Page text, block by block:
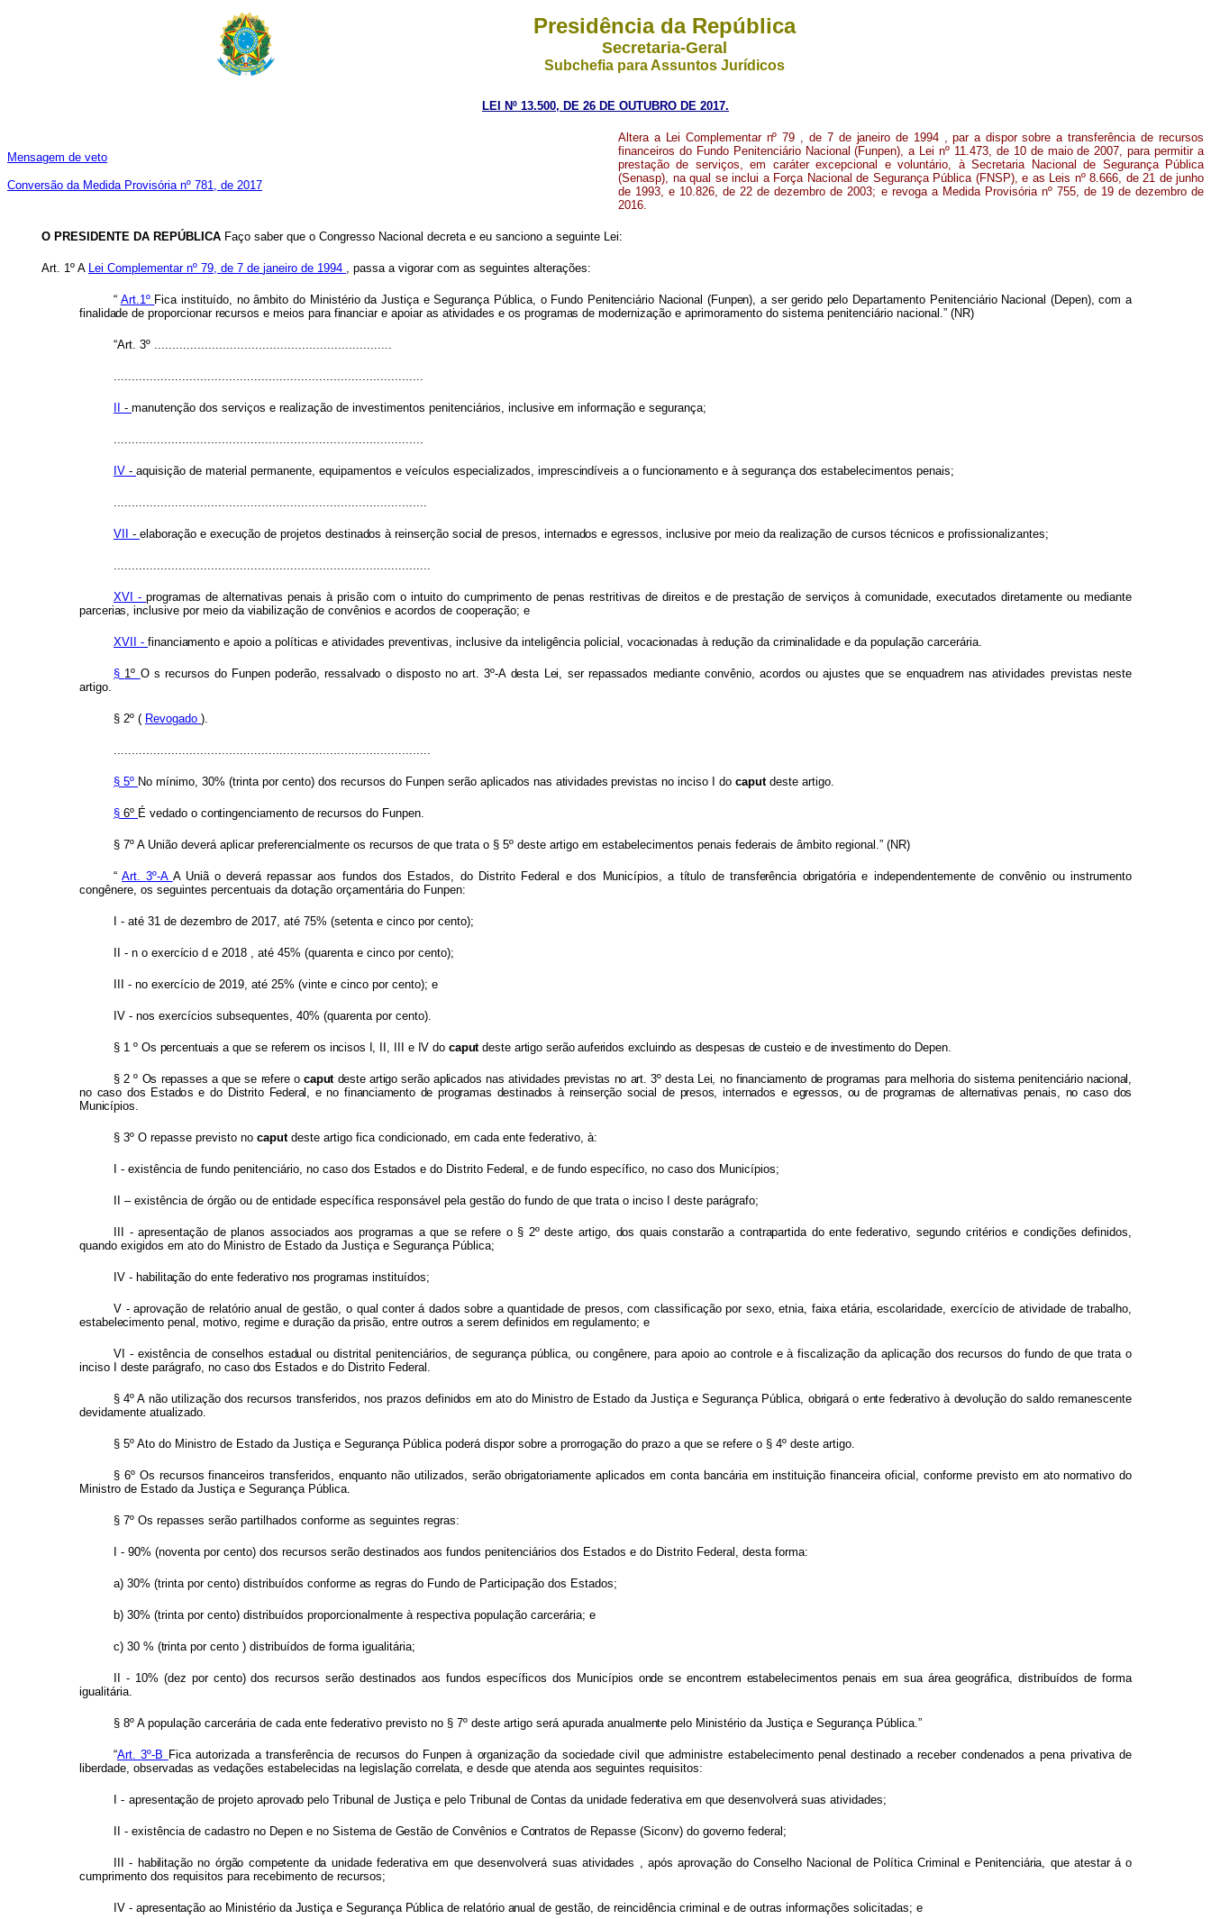
Presidência da República
Secretaria-Geral
Subchefia para Assuntos Jurídicos
LEI Nº 13.500, DE 26 DE OUTUBRO DE 2017.
Mensagem de veto
Conversão da Medida Provisória nº 781, de 2017
Altera a LeiComplementar nº79 ,de 7 de janeirode 1994 ,para disporsobreatransferênciaderecursos
financeiros do Fundo Penitenciário Nacional (Funpen), a Lei nº 11.473, de 10 de maio de 2007, para permitir a
prestação de serviços, em caráter excepcional e voluntário, à Secretaria Nacional de Segurança Pública
(Senasp), na qual se inclui a Força Nacional de Segurança Pública (FNSP), e as Leis nº 8.666, de 21 de junho
de 1993, e 10.826, de 22dedezembrode2003; e revoga a Medida Provisória nº 755, de 19 de dezembro de
2016.
O PRESIDENTE DA REPÚBLICA Faço saber que o Congresso Nacional decreta e eu sanciono a seguinte Lei:
Art. 1º A Lei Complementar nº 79, de 7 de janeiro de 1994 , passa a vigorar com as seguintes alterações:
“ Art.1º Fica instituído, no âmbito do Ministérioda Justiça eSegurança Pública, o Fundo Penitenciário Nacional (Funpen), a sergerido pelo Departamento Penitenciário Nacional (Depen),coma
finalidadedeproporcionar recursosemeios para financiareapoiar as atividadeseos programasdemodernização e aprimoramento do sistema penitenciário nacional.” (NR)
“Art. 3º ..................................................................
......................................................................................
- manutenção dos serviços e realização de investimentos penitenciários, inclusive em informação e segurança;
......................................................................................
IV - aquisição de material permanente, equipamentos e veículos especializados, imprescindíveisa o funcionamentoeàsegurança dosestabelecimentos penais;
.......................................................................................
VII - elaboração e execução de projetos destinadosàreinserção socialdepresos,internadoseegressos, inclusivepormeio da realizaçãodecursos técnicos e profissionalizantes;
........................................................................................
XVI - programas de alternativas penais à prisão com o intuito do cumprimento de penas restritivas de direitos e de prestação de serviços à comunidade, executados diretamente ou mediante
parcerias,inclusive por meio da viabilização de convênios e acordos de cooperação; e
XVII - financiamentoeapoio a políticase atividadespreventivas,inclusivedainteligênciapolicial , vocacionadasàredução da criminalidade e da população carcerária.
§ 1º O srecursosdo Funpenpoderão, ressalvado odisposto noart.3º-A desta Lei, ser repassados medianteconvênio,acordosouajustesquese enquadrem nas atividades previstas neste
artigo.
§ 2º ( Revogado ).
........................................................................................
§ 5º No mínimo, 30% (trinta por cento) dos recursos do Funpen serão aplicados nas atividadesprevistas no inciso I do caput deste artigo.
§ 6º É vedado o contingenciamento derecursos do Funpen.
§ 7º A União deverá aplicar preferencialmente os recursosdequetrata o § 5º deste artigo em estabelecimentos penais federais de âmbito regional.” (NR)
“Art.3º-A A Uniãodeverárepassaraos fundos dos Estados, do Distrito Federal edos Municípios,a título de transferência obrigatóriae independentemente deconvênio ouinstrumento
congênere, os seguintes percentuais da dotação orçamentária do Funpen:
I - até 31 de dezembro de 2017, até 75% (setenta e cinco por cento);
II - n o exercíciode2018 , até 45% (quarenta e cinco por cento);
III - no exercício de 2019, até 25% (vinte e cinco por cento); e
IV - nos exercícios subsequentes, 40% (quarenta por cento).
§ 1 º Os percentuaisaquese referemos incisos , , e IVdocaputdeste artigoserãoauferidos excluindo as despesas decusteioede investimentodo Depen.
§2º Os repasses aquese refere ocaput desteartigoserão aplicados nas atividades previstas no art.3ºdesta Lei, no financiamento deprogramas paramelhoria do sistemapenitenciário nacional ,
no caso dos Estadosedo Distrito Federal, enofinanciamento deprogramas destinadosà reinserçãosocial de presos,internados e egressos, oude programasde alternativas penais, nocaso dos
Municípios.
§ 3º O repasse previsto no caput deste artigo fica condicionado, em cada ente federativo, à:
I - existência de fundo penitenciário, no caso dos Estadosedo Distrito Federal ,edefundo específico, no caso dos Municípios;
II – existência de órgão ou de entidade específica responsável pela gestão do fundo de que trata o inciso I deste parágrafo;
III -apresentação deplanos associados aos programas aque serefere o § 2ºdeste artigo, dos quaisconstarãoa contrapartida doentefederativo, segundo critériose condiçõesdefinidos,
quando exigidos em ato do Ministro de Estado da Justiça e Segurança Pública;
IV - habilitaçãodoentefederativo nosprogramas instituídos;
V - aprovação de relatórioanual degestão, o qualconterá dadossobre aquantidadede presos, com classificaçãopor sexo,etnia, faixaetária,escolaridade, exercíciodeatividade detrabalho,
estabelecimentopenal , motivo,regimeeduração da prisão,entre outrosaseremdefinidos emregulamento; e
VI - existência de conselhos estadualou distrital penitenciários,desegurança pública, ou congênere,paraapoio ao controle eàfiscalização da aplicação dosrecursosdo fundo dequetratao
inciso desteparágrafo, no caso dos Estadosedo Distrito Federal.
§ 4ºA não utilizaçãodosrecursos transferidos, nosprazos definidos em ato do Ministrode Estado da Justiça eSegurança Pública, obrigaráo ente federativoà devoluçãodosaldoremanescente
devidamente atualizado.
§ 5º Ato do Ministro de Estado da Justiça e Segurança Públicapoderá disporsobrea prorrogaçãodoprazoaqueserefereo § 4ºdeste artigo.
§ 6º Os recursosfinanceirostransferidos, enquanto não utilizados, serãoobrigatoriamente aplicadosem conta bancária eminstituição financeiraoficial, conforme previsto em ato normativodo
Ministro de Estado da Justiça e Segurança Pública.
§ 7º Os repasses serão partilhados conforme as seguintes regras:
I - 90% (noventa por cento) dos recursos serão destinados aos fundos penitenciários dos Estados e do Distrito Federal, desta forma:
a) 30% (trinta por cento) distribuídos conforme asregrasdo Fundo de Participação dos Estados;
b) 30% (trinta por cento) distribuídos proporcionalmente à respectiva população carcerária; e
c) 30 % (trintaporcento ) distribuídos de forma igualitária;
II - 10% (dez por cento)dosrecursosserão destinadosaos fundos específicos dos Municípios ondeseencontrem estabelecimentospenaisem sua área geográfica, distribuídos de forma
igualitária.
§ 8º A população carcerária de cada ente federativo previsto no § 7º deste artigo será apurada anualmentepelo Ministério da JustiçaeSegurança Pública.”
“Art.3º-B Ficaautorizada atransferênciade recursos do Funpenà organizaçãoda sociedadecivil queadministre estabelecimentopenaldestinado areceber condenadosapena privativade
liberdade, observadas as vedações estabelecidas na legislação correlata,edesdequeatenda aos seguintes requisitos:
-apresentaçãodeprojeto aprovadopelo Tribunal de JustiçaepeloTribunal de Contasda unidade federativa em que desenvolverá suas atividades;
II - existência de cadastro no Depen e no Sistema de GestãodeConvênios e Contratosde Repasse (Siconv) do governo federal;
III - habilitaçãono órgão competente da unidadefederativaem quedesenvolverá suas atividades , apósaprovação doConselho Nacional de PolíticaCriminal e Penitenciária, queatestar áo
cumprimento dos requisitos para recebimento de recursos;
IV - apresentaçãoao Ministério da JustiçaeSegurança Públicaderelatório anualdegestão, de reincidência criminal e de outras informações solicitadas; e